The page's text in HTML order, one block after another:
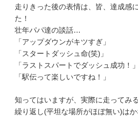
走りきった後の表情は、皆、達成感
た！
壮年パパ達の談話…
「アップダウンがキツすぎ」
「スタートダッシュ命(笑)」
「ラストスパートでダッシュ成功！」
「駅伝って楽しいですね！」
知ってはいますが、実際に走ってみ
繰り返し(平坦な場所がほぼ無い)は